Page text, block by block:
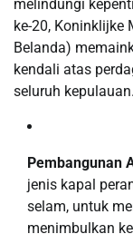
melindungi
ke-20, Koninklijke
Belanda)
kendali atas
seluruh kepulauan.
Pembangunan
jenis kapal
selam, untuk
menimbulkan